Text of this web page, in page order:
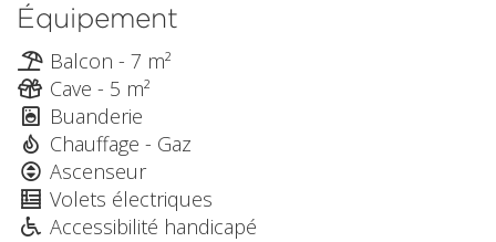
Équipement
Balcon - 7 m²
Cave - 5 m²
Buanderie
Chauffage - Gaz
Ascenseur
Volets électriques
Accessibilité handicapé